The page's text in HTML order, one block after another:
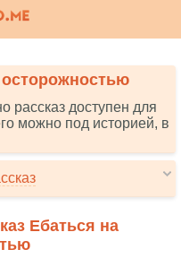
осторожностью
рассказ доступен для
можно под историей, в
Ебаться на